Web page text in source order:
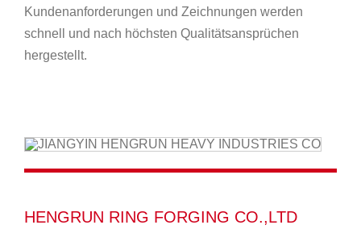
Kundenanforderungen und Zeichnungen werden
schnell und nach höchsten Qualitätsansprüchen
hergestellt.
HENGRUN RING FORGING CO.,LTD